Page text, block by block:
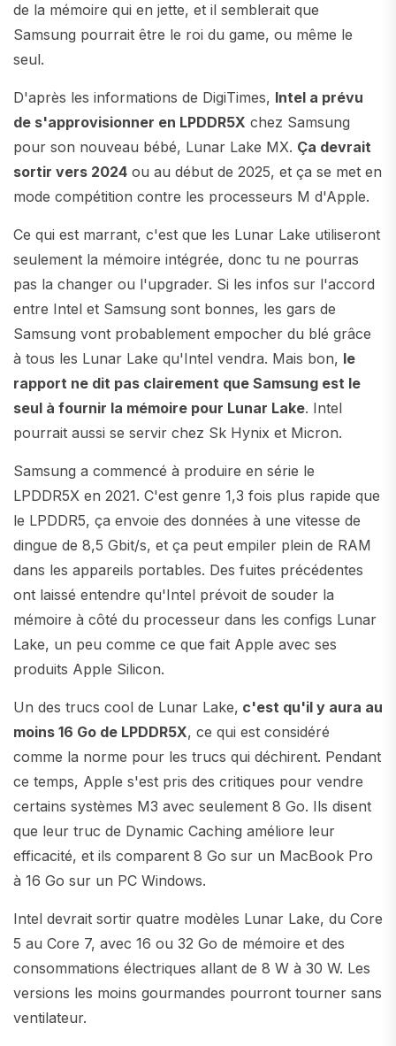
de la mémoire qui en jette, et il semblerait que
Samsung pourrait être le roi du game, ou même le
seul.
D'après les informations de DigiTimes, Intel a prévu
de s'approvisionner en LPDDR5X chez Samsung
pour son nouveau bébé, Lunar Lake MX. Ça devrait
sortir vers 2024 ou au début de 2025, et ça se met en
mode compétition contre les processeurs M d'Apple.
Ce qui est marrant, c'est que les Lunar Lake utiliseront
seulement la mémoire intégrée, donc tu ne pourras
pas la changer ou l'upgrader. Si les infos sur l'accord
entre Intel et Samsung sont bonnes, les gars de
Samsung vont probablement empocher du blé grâce
à tous les Lunar Lake qu'Intel vendra. Mais bon, le
rapport ne dit pas clairement que Samsung est le
seul à fournir la mémoire pour Lunar Lake. Intel
pourrait aussi se servir chez Sk Hynix et Micron.
Samsung a commencé à produire en série le
LPDDR5X en 2021. C'est genre 1,3 fois plus rapide que
le LPDDR5, ça envoie des données à une vitesse de
dingue de 8,5 Gbit/s, et ça peut empiler plein de RAM
dans les appareils portables. Des fuites précédentes
ont laissé entendre qu'Intel prévoit de souder la
mémoire à côté du processeur dans les configs Lunar
Lake, un peu comme ce que fait Apple avec ses
produits Apple Silicon.
Un des trucs cool de Lunar Lake, c'est qu'il y aura au
moins 16 Go de LPDDR5X, ce qui est considéré
comme la norme pour les trucs qui déchirent. Pendant
ce temps, Apple s'est pris des critiques pour vendre
certains systèmes M3 avec seulement 8 Go. Ils disent
que leur truc de Dynamic Caching améliore leur
efficacité, et ils comparent 8 Go sur un MacBook Pro
à 16 Go sur un PC Windows.
Intel devrait sortir quatre modèles Lunar Lake, du Core
5 au Core 7, avec 16 ou 32 Go de mémoire et des
consommations électriques allant de 8 W à 30 W. Les
versions les moins gourmandes pourront tourner sans
ventilateur.